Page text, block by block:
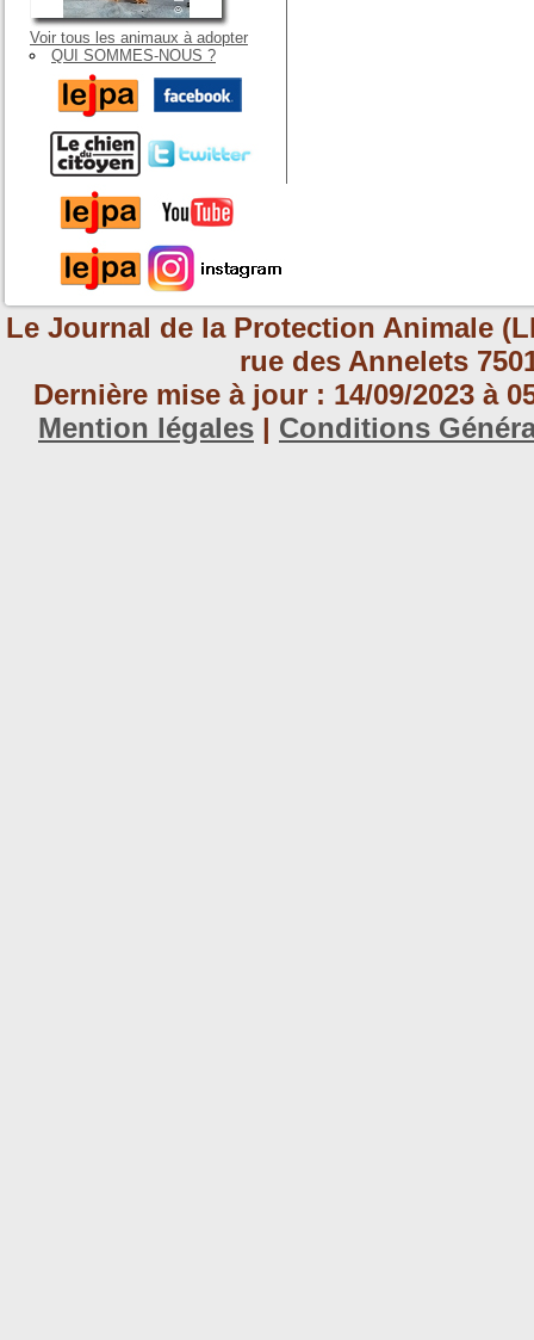
Voir tous les animaux à adopter
QUI SOMMES-NOUS ?
Le Journal de la Protection Animale
rue des Annelets
Dernière mise à jour : 14/09/2023 à
Mention légales | Conditions